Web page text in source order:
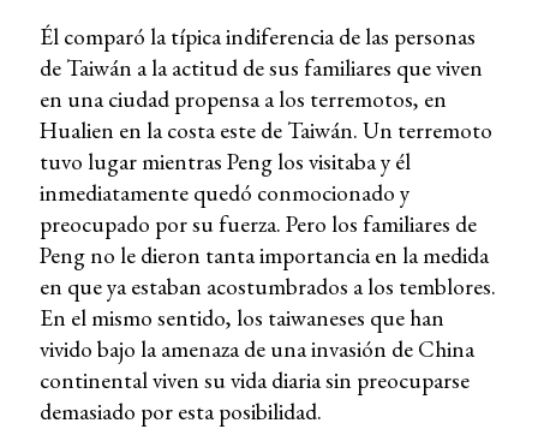
Él comparó la típica indiferencia de las personas
de Taiwán a la actitud de sus familiares que viven
en una ciudad propensa a los terremotos, en
Hualien en la costa este de Taiwán. Un terremoto
tuvo lugar mientras Peng los visitaba y él
inmediatamente quedó conmocionado y
preocupado por su fuerza. Pero los familiares de
Peng no le dieron tanta importancia en la medida
en que ya estaban acostumbrados a los temblores.
En el mismo sentido, los taiwaneses que han
vivido bajo la amenaza de una invasión de China
continental viven su vida diaria sin preocuparse
demasiado por esta posibilidad.